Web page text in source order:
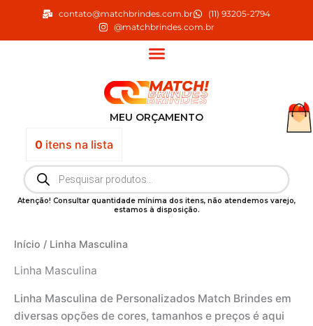
o
contato@matchbrindes.com.br
(11) 93205-2794
@matchbrindes.com.br
MEU ORÇAMENTO
0itens na lista
Pesquisar
produtos
Atenção! Consultar quantidade mínima dos itens, não atendemos varejo,
estamos à disposição.
Início / Linha Masculina
Linha Masculina
Linha Masculina de Personalizados Match Brindes em
diversas opções de cores, tamanhos e preços é aqui